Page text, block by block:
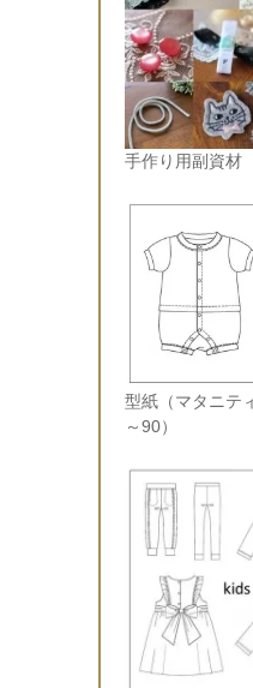
手作り用副資材
型紙（マタニテ
～90）